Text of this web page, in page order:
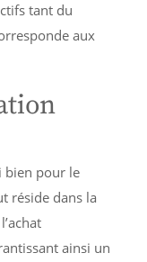
tant du
aux
bien pour le
réside dans la
ainsi un